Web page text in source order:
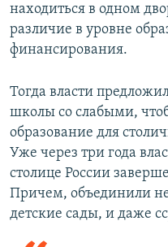
находиться в одном
различие в уровне
финансирования.
Тогда власти
школы со слабыми,
образование для
Уже через три года
столице России
Причем, объединили
детские сады, и даже